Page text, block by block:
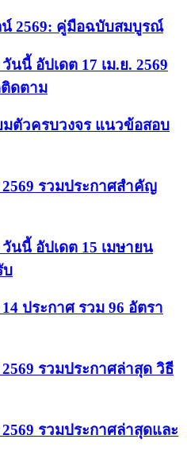
2569: คู่มือฉบับสมบูรณ์
นนี้ อัปเดต 17 เม.ย. 2569
ดตาม
มตัวครบวงจร แนวข้อสอบ
รวมประกาศสำคัญ
นนี้ อัปเดต 15 เมษายน
บ
ประกาศ รวม 96 อัตรา
รวมประกาศล่าสุด วิธี
รวมประกาศล่าสุดและ